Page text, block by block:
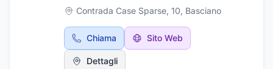
onoranze funebri Goffredo Pio si occupa con
rispetto e professionalità della gestione di
funerali civili e religiosi. Grazie ad
un'esperienza consolidata, l'impresa svolge
funerali completi, con servizio fiori e marmi
lapidari, trasferimento, espatrio o rimpatrio
Contrada Case Sparse, 10, Basciano
Chiama Sito Web
Dettagli